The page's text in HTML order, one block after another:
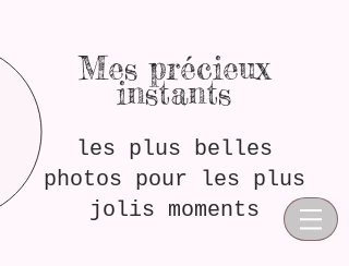
Mes précieux
instants
les plus belles
photos pour les plus
jolis moments